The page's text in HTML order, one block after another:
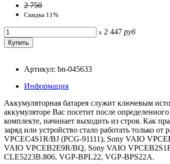
2 750
Скидка 11%
x 2 447 руб
Артикул: bn-045633
Информация
Аккумуляторная батарея служит ключевым
аккумуляторе Вас посетит после
комплекте, начинает выходить из строя. Как
заряд или устройство стало работать
VPCEC4S1R/BJ (PCG-91111), Sony VAIO
VAIO VPCEB2E9R/BQ, Sony VAIO
CLE5223B.806, VGP-BPL22, VGP-BPS22A.